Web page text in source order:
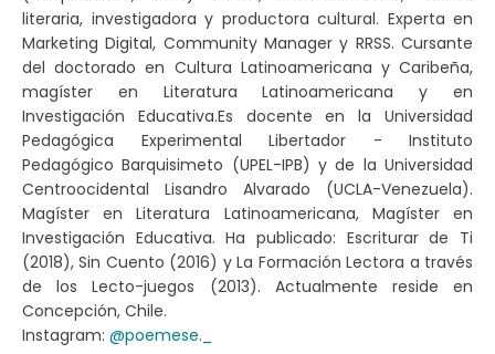
literaria, investigadora y productora cultural. Experta en
Marketing Digital, Community Manager y RRSS. Cursante
del doctorado en Cultura Latinoamericana y Caribeña,
magíster en Literatura Latinoamericana y en
Investigación Educativa.Es docente en la Universidad
Pedagógica Experimental Libertador - Instituto
Pedagógico Barquisimeto (UPEL-IPB) y de la Universidad
Centroocidental Lisandro Alvarado (UCLA-Venezuela).
Magíster en Literatura Latinoamericana, Magíster en
Investigación Educativa. Ha publicado: Escriturar de Ti
(2018), Sin Cuento (2016) y La Formación Lectora a través
de los Lecto-juegos (2013). Actualmente reside en
Concepción, Chile.
Instagram: @poemese._